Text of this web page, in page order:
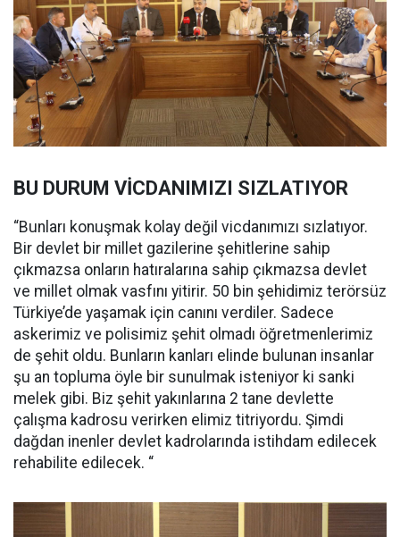
BU DURUM VİCDANIMIZI SIZLATIYOR
“Bunları konuşmak kolay değil vicdanımızı sızlatıyor.
Bir devlet bir millet gazilerine şehitlerine sahip
çıkmazsa onların hatıralarına sahip çıkmazsa devlet
ve millet olmak vasfını yitirir. 50 bin şehidimiz terörsüz
Türkiye’de yaşamak için canını verdiler. Sadece
askerimiz ve polisimiz şehit olmadı öğretmenlerimiz
de şehit oldu. Bunların kanları elinde bulunan insanlar
şu an topluma öyle bir sunulmak isteniyor ki sanki
melek gibi. Biz şehit yakınlarına 2 tane devlette
çalışma kadrosu verirken elimiz titriyordu. Şimdi
dağdan inenler devlet kadrolarında istihdam edilecek
rehabilite edilecek. “